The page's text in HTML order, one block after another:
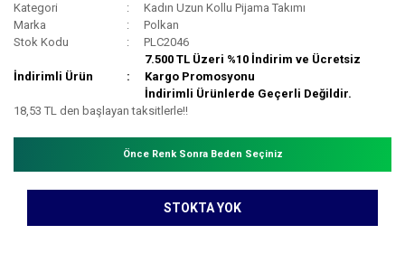
Kategori
Kadın Uzun Kollu Pijama Takımı
Marka
Polkan
Stok Kodu
PLC2046
İndirimli Ürün
7.500 TL Üzeri %10 İndirim ve Ücretsiz
Kargo Promosyonu
İndirimli Ürünlerde Geçerli Değildir.
18,53 TL den başlayan taksitlerle!!
Önce Renk Sonra Beden Seçiniz
STOKTA YOK